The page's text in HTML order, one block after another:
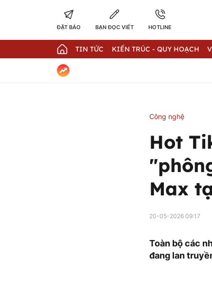
ĐẶT BÁO BẠN ĐỌC VIẾT HOTLINE
TIN TỨC KIẾN TRÚC - QUY HOẠCH
Công nghệ
Hot
Max
20-05-2026 09:17
Toàn bộ các
đang lan